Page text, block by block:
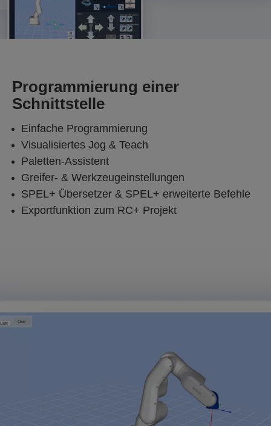
Programmierung einer
Schnittstelle
Einfache Programmierung
Visualisiertes Jog & Teach
Paletten-Assistent
Greifer- & Werkzeugeinstellungen
SPEL+ Übersetzer & SPEL+ erweiterte Befehle
Exportfunktion zum RC+ Projekt